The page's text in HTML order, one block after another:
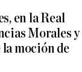
en la Real
Morales y
la moción de